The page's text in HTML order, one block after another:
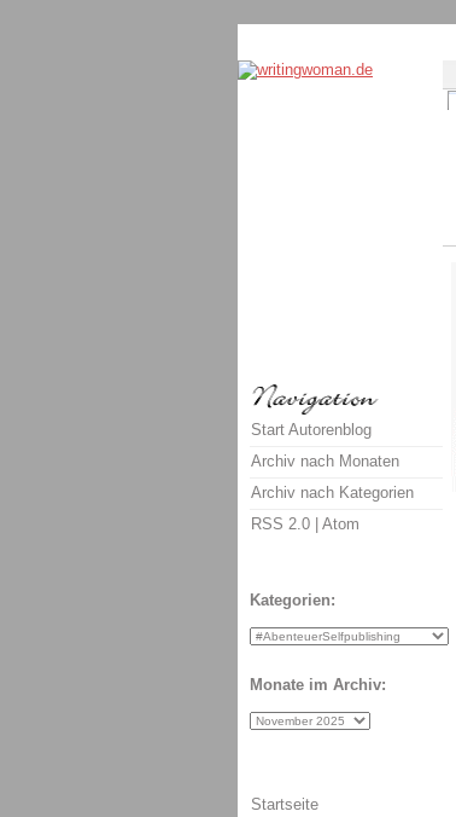
Start Autorenblog
Archiv nach Monaten
Archiv nach Kategorien
RSS 2.0 | Atom
Kategorien:
Monate im Archiv:
Startseite